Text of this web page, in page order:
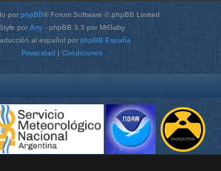
por phpBB® Forum Software © phpBB Limited
por Arty - phpBB 3.3 por MrGaby
al español por phpBB España
Privacidad | Condiciones